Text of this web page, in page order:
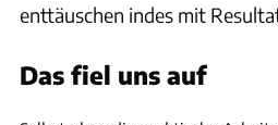
enttäuschen indes mit
Das fiel uns auf